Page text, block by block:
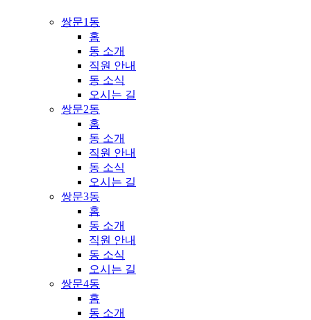
쌍문1동
홈
동 소개
직원 안내
동 소식
오시는 길
쌍문2동
홈
동 소개
직원 안내
동 소식
오시는 길
쌍문3동
홈
동 소개
직원 안내
동 소식
오시는 길
쌍문4동
홈
동 소개